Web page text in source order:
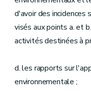
d'avoir des
visés aux points a. et
activités destinées à
d. les rapports sur
environnementale ;